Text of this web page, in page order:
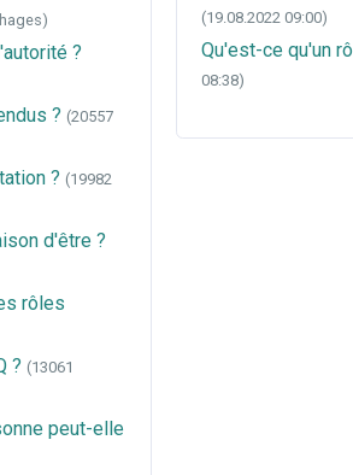
?
? (20557
? (19982
d'être ?
rôles
? (13061
peut-elle
(19.08.2022 09:00)
Qu'est-ce qu'un
08:38)